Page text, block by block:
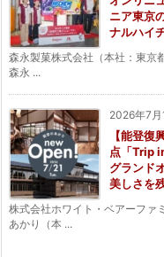
ニア東京
ナルハイ
森永製菓株式会社（本社：東京
森永 ...
2026年7月
【能登
点「Trip
グランド
美しさを
株式会社ホワイト・ベアーファ
あかり（本 ...